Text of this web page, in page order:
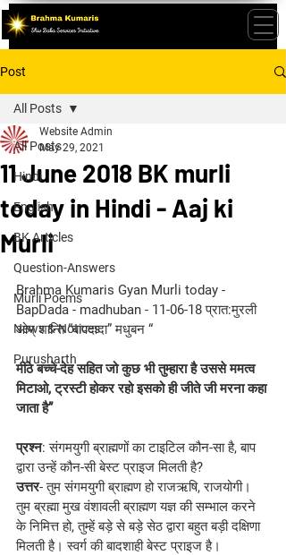
Post
All Posts
Hindi
English
BK Articles
Question-Answers
Murli Poems
News & Notices
Purusharth
All Posts
11 June 2018 BK murli
today in Hindi - Aaj ki
Murli
Website Admin
May 29, 2021
Brahma Kumaris Gyan Murli today -
BapDada - madhuban - 11-06-18 प्रात:मुरली
ओम् शान्ति “बापदादा” मधुबन “
मीठे बच्चे-देह सहित जो कुछ भी तुम्हारा है उससे ममत्व
मिटाओ, ट्रस्टी होकर रहो इसको ही जीते जी मरना कहा
जाता है”
प्रश्न: संगमयुगी ब्राह्मणों का टाइटिल कौन-सा है, बाप
द्वारा उन्हें कौन-सी बेस्ट प्राइज मिलती है?
उत्तर- तुम संगमयुगी ब्राह्मण हो राजऋषि, राजयोगी।
तुम ब्रह्मा मुख वंशावली ब्राह्मण यज्ञ की सम्भाल करने
के निमित्त हो, तुम्हें बड़े से बड़े सेठ द्वारा बहुत बड़ी दक्षिणा
मिलती है। स्वर्ग की बादशाही बेस्ट प्राइज है।